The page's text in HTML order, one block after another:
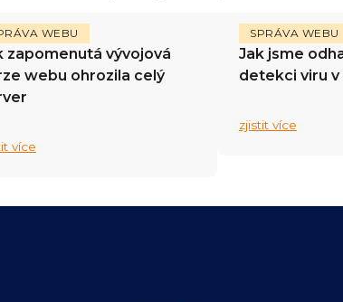
WEBU
zapomenutá vývojová
webu ohrozila celý
více
SPRÁVA WEBU
Jak jsme
detekci viru v
zjistit více